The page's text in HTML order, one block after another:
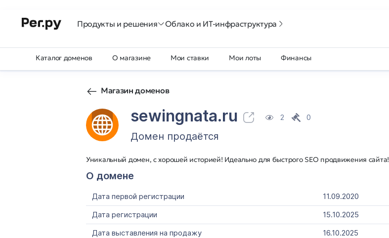
Продукты и решения Облако и ИТ-инфраструктура
Каталог доменов О магазине Мои ставки Мои лоты Финансы
Магазин доменов
sewingnata.ru 2 0
Домен продаётся
Уникальный домен, с хорошей историей! Идеально для быстрого SEO продвижения сайта!
О домене
Дата первой регистрации
11.09.2020
Дата регистрации
15.10.2025
Дата выставления на продажу
16.10.2025